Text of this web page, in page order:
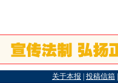
关于本报 投稿信箱